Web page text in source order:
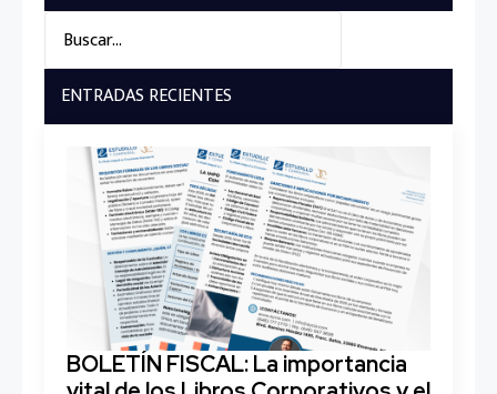
for:
ENTRADAS RECIENTES
BOLETÍN FISCAL: La importancia